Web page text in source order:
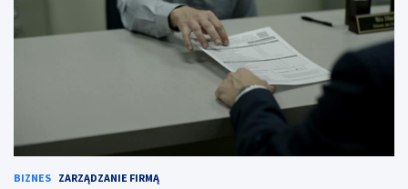
BIZNES ZARZĄDZANIE FIRMĄ